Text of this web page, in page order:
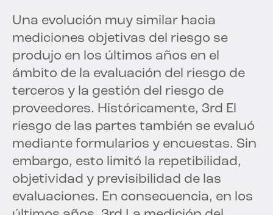
Una evolución muy similar hacia
mediciones objetivas del riesgo se
produjo en los últimos años en el
ámbito de la evaluación del riesgo de
terceros y la gestión del riesgo de
proveedores. Históricamente, 3rd El
riesgo de las partes también se evaluó
mediante formularios y encuestas. Sin
embargo, esto limitó la repetibilidad,
objetividad y previsibilidad de las
evaluaciones. En consecuencia, en los